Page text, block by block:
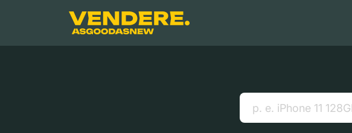
Contenuto principale